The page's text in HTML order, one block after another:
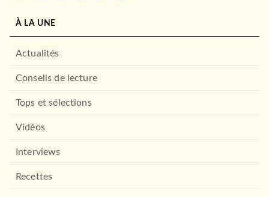
À LA UNE
Actualités
Conseils de lecture
Tops et sélections
Vidéos
Interviews
Recettes